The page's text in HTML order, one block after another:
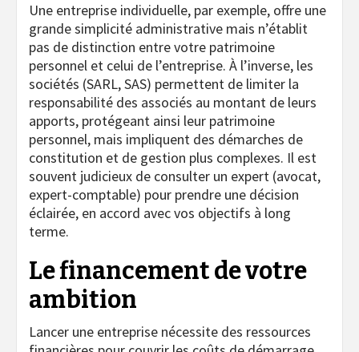
Une entreprise individuelle, par exemple, offre une
grande simplicité administrative mais n’établit
pas de distinction entre votre patrimoine
personnel et celui de l’entreprise. À l’inverse, les
sociétés (SARL, SAS) permettent de limiter la
responsabilité des associés au montant de leurs
apports, protégeant ainsi leur patrimoine
personnel, mais impliquent des démarches de
constitution et de gestion plus complexes. Il est
souvent judicieux de consulter un expert (avocat,
expert-comptable) pour prendre une décision
éclairée, en accord avec vos objectifs à long
terme.
Le financement de votre
ambition
Lancer une entreprise nécessite des ressources